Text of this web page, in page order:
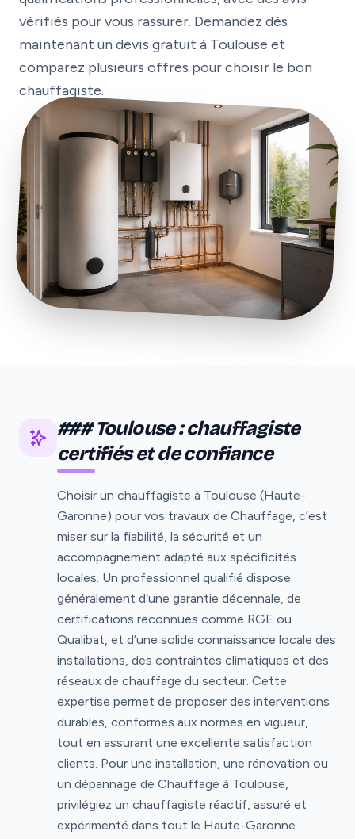
vérifiés pour vous rassurer. Demandez dès
maintenant un devis gratuit à Toulouse et
comparez plusieurs offres pour choisir le bon
chauffagiste.
### Toulouse : chauffagiste
certifiés et de confiance
Choisir un chauffagiste à Toulouse (Haute-
Garonne) pour vos travaux de Chauffage, c’est
miser sur la fiabilité, la sécurité et un
accompagnement adapté aux spécificités
locales. Un professionnel qualifié dispose
généralement d’une garantie décennale, de
certifications reconnues comme RGE ou
Qualibat, et d’une solide connaissance locale des
installations, des contraintes climatiques et des
réseaux de chauffage du secteur. Cette
expertise permet de proposer des interventions
durables, conformes aux normes en vigueur,
tout en assurant une excellente satisfaction
clients. Pour une installation, une rénovation ou
un dépannage de Chauffage à Toulouse,
privilégiez un chauffagiste réactif, assuré et
expérimenté dans tout le Haute-Garonne.